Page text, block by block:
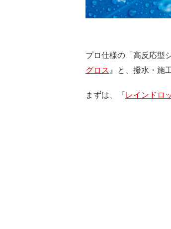
プロ仕様の「高反応型
グロス 』と、撥水・施
まずは、『レインドロ